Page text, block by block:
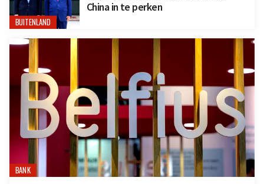
BUITENLAND
China in te perken
BANK